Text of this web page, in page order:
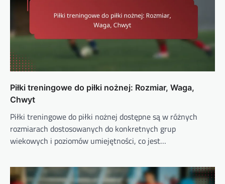
Piłki treningowe do piłki nożnej: Rozmiar, Waga,
Chwyt
Piłki treningowe do piłki nożnej dostępne są w różnych
rozmiarach dostosowanych do konkretnych grup
wiekowych i poziomów umiejętności, co jest…